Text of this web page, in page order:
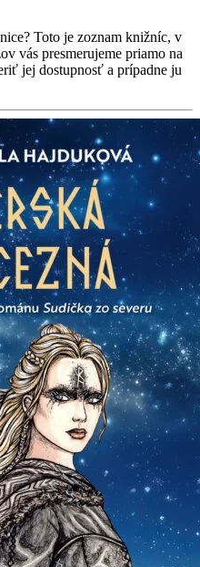
Toto je zoznam knižníc, v
vás presmerujeme priamo na
jej dostupnosť a prípadne ju